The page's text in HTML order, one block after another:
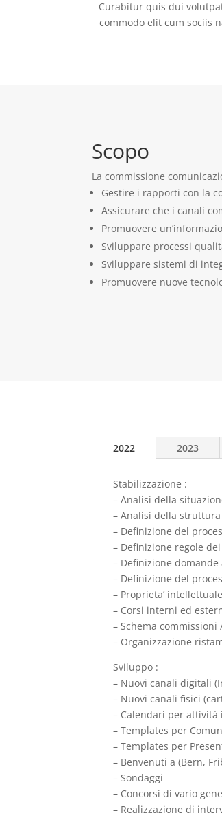
Curabitur quis dui
commodo elit cum sociis
Scopo
La commissione
Gestire i rapporti con la
Assicurare che i canali
Promuovere
Sviluppare processi
Sviluppare sistemi di
Promuovere nuove
2022 2023
Stabilizzazione :
– Analisi della
– Analisi della
– Definizione del
– Definizione regole
– Definizione
– Definizione del
– Proprieta’
– Corsi interni ed
– Schema
– Organizzazione
Sviluppo :
– Nuovi canali digitali
– Nuovi canali fisici
– Calendari per attività
– Templates per
– Templates per
– Benvenuti a (Bern,
– Sondaggi
– Concorsi di vario
– Realizzazione di